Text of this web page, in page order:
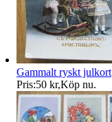
Gammalt ryskt julkort
Pris:50 kr,Köp nu.